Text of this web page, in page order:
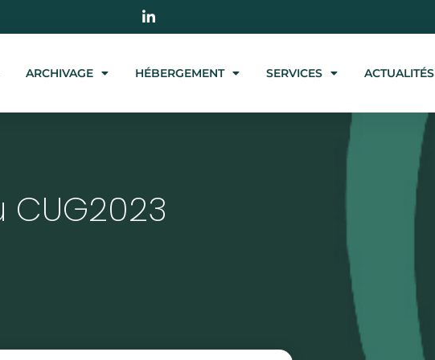
ARCHIVAGE HÉBERGEMENT SERVICES ACTUALITÉS
CUG2023